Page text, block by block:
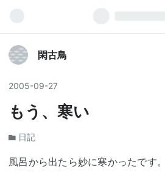
閑古鳥
2005-09-27
もう、寒い
日記
風呂から出たら妙に寒かったです